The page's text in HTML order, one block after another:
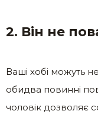
2. Він не
Ваші хобі можуть
обидва повинні
чоловік дозволяє